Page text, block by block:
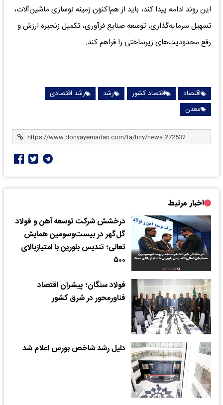
این روند ادامه پیدا کند، باید از هم‌اکنون زمینه نوسازی ماشین‌آلات،
تسهیل سرمایه‌گذاری، توسعه صنایع فرآوری، تکمیل زنجیره ارزش و
رفع محدودیت‌های زیرساختی را فراهم کند.
اقتصاد اقتصاد کشور رشد
رشد اقتصادی
معدن
اخبار مرتبط
درخشش شرکت توسعه آهن و فولاد
گل‌گهر در بیست‌وسومین همایش
تعالی؛ تندیس بلورین با امتیازبالای
۵۰۰
فولاد سنگان؛ پیشران اقتصاد
فناورمحور در شرق کشور
دلیل رشد شاخص بورس اعلام شد